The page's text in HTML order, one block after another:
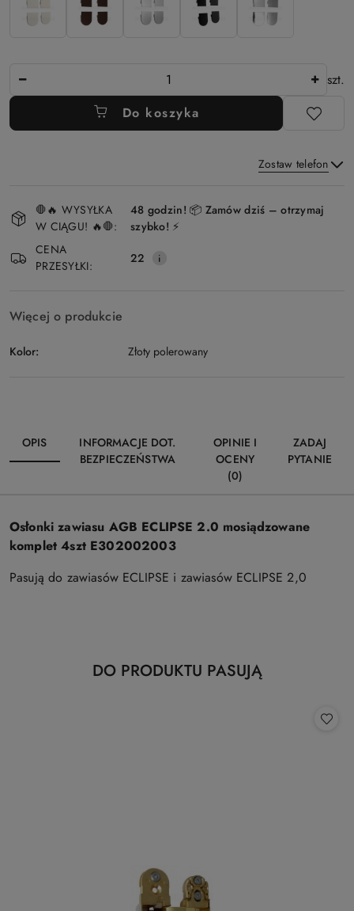
szt.
Do koszyka
Zostaw telefon
Wyślij
i
dostawa
🛑🔥 WYSYŁKA
W CIĄGU! 🔥🛑:
48 godzin! 📦 Zamów dziś – otrzymaj
szybko! ⚡
CENA
PRZESYŁKI:
22
Więcej o produkcie
Kolor: Złoty polerowany
OPIS
INFORMACJE DOT.
BEZPIECZEŃSTWA
OPINIE I
OCENY
(0)
ZADAJ
PYTANIE
Osłonki zawiasu AGB ECLIPSE 2.0 mosiądzowane
komplet 4szt E302002003
Pasują do zawiasów ECLIPSE i zawiasów ECLIPSE 2,0
Pomiń karuzelę produktów
Produkty
DO PRODUKTU PASUJĄ